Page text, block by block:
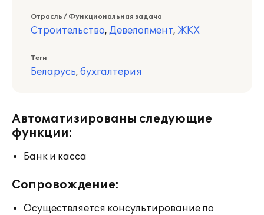
Отрасль / Функциональная задача
Строительство, Девелопмент, ЖКХ
Теги
Беларусь, бухгалтерия
Автоматизированы следующие
функции:
Банк и касса
Сопровождение:
Осуществляется консультирование по